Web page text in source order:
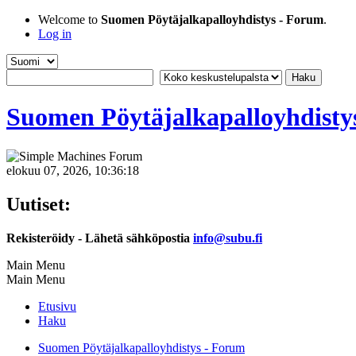
Welcome to Suomen Pöytäjalkapalloyhdistys - Forum.
Log in
Suomen
elokuu 07, 2026, 10:36:18
Uutiset:
Rekisteröidy - Lähetä sähköpostia info@subu.fi
Main Menu
Main Menu
Etusivu
Haku
Suomen Pöytäjalkapalloyhdistys - Forum